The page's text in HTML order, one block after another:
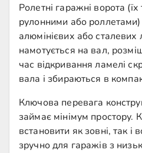
Ролетні гаражні ворота
рулонними або
алюмінієвих або сталевих
намотується на вал,
час відкривання ламелі
вала і збираються в
Ключова перевага
займає мінімум простору.
встановити як зовні, так
зручно для гаражів з